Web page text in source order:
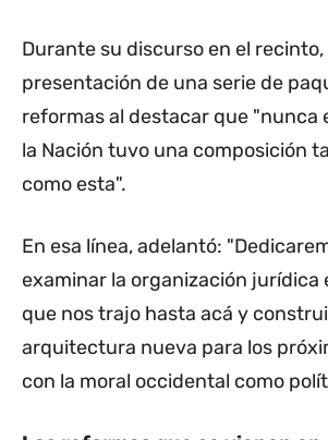
Durante su discurso en el recinto,
presentación de una serie de
reformas al destacar que "nunca
la Nación tuvo una composición
como esta".
En esa línea, adelantó:
examinar la organización jurídica
que nos trajo hasta acá y
arquitectura nueva para los
con la moral occidental como